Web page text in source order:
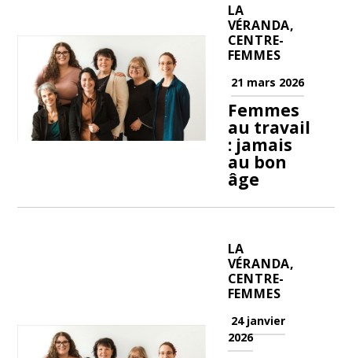
LA
VÉRANDA,
CENTRE-
FEMMES
21 mars 2026
Femmes
au travail
: jamais
au bon
âge
LA
VÉRANDA,
CENTRE-
FEMMES
24 janvier
2026